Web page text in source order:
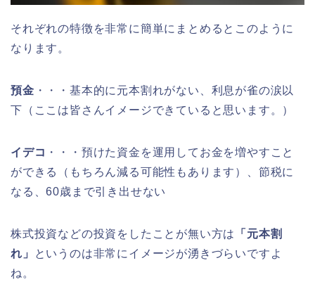
それぞれの特徴を非常に簡単にまとめるとこのように
なります。
預金 ・・・基本的に元本割れがない、利息が雀の涙以
下（ここは皆さんイメージできていると思います。）
イデコ ・・・預けた資金を運用してお金を増やすこと
ができる（もちろん減る可能性もあります）、節税に
なる、60歳まで引き出せない
株式投資などの投資をしたことが無い方は
「元本割
れ」
というのは非常にイメージが湧きづらいですよ
ね。